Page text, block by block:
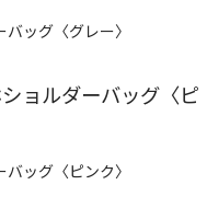
ッグ〈グレー〉
ッグ〈ピンク〉